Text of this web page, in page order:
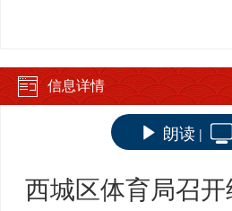
信息详情
朗读 |
西城区体育局召